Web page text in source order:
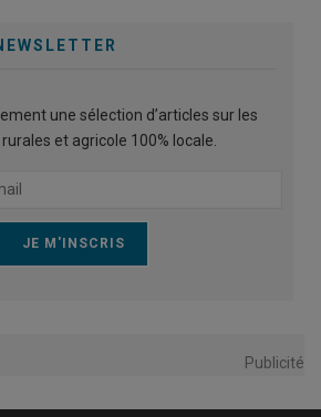
une sélection d’articles sur les
et agricole 100% locale.
Publicité